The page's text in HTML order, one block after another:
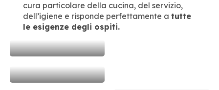
cura particolare della cucina, del servizio,
dell’igiene e risponde perfettamente a tutte
le esigenze degli ospiti.